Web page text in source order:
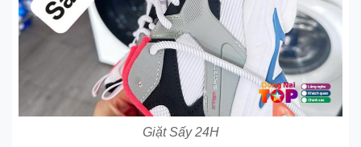
Giặt Sấy 24H